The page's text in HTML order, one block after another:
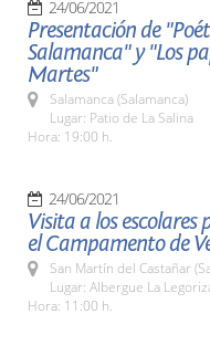
24/06/2021
Presentación de
Salamanca" y "Los
Martes"
Salamanca (Salamanca)
Lugar: Patio de La Salina
Hora: 19:00 h.
24/06/2021
Visita a los escolares
el Campamento de
San Martín del Castañar
Lugar: Albergue La
Hora: 11:00 h.